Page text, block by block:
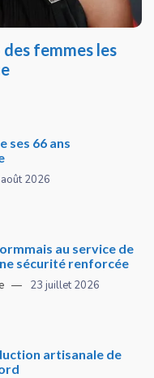
femmes les
ses 66 ans
2026
au service de
sécurité renforcée
23 juillet 2026
artisanale de